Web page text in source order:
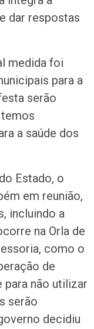
dar respostas
medida foi
para a
serão
a saúde dos
Estado, o
em reunião,
incluindo a
na Orla de
como o
de
para não utilizar
serão
decidiu